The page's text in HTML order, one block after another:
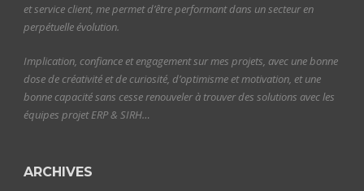
et service client, me permet d’être performant dans un secteur en
perpétuelle évolution.
Implication, confiance et engagement sur mes projets, avec une bonne
dose de créativité et de curiosité, d’optimisme et motivation, et une
bonne capacité sans cesse renouveler à trouver des solutions avec les
équipes projet ERP & SIRH…
ARCHIVES